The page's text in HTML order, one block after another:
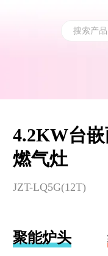
搜索产
4.2KW台
燃气灶
JZT-LQ5G(12T)
聚能炉头